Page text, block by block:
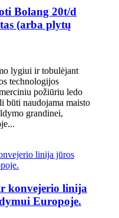
Bolang 20t/d
(arba plytų
lygiui ir tobulėjant
technologijos
požiūriu ledo
būti naudojama maisto
grandinei,
konvejerio linija
Europoje.